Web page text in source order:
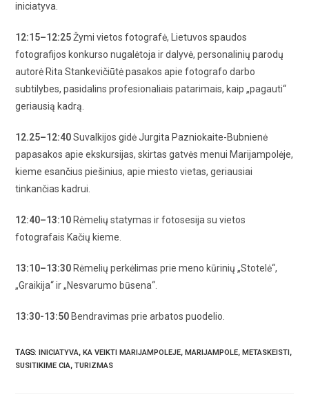
iniciatyva.
12:15–12:25Žymi vietos fotografė, Lietuvos spaudos
fotografijos konkurso nugalėtoja ir dalyvė, personalinių parodų
autorė Rita Stankevičiūtė pasakos apie fotografo darbo
subtilybes, pasidalins profesionaliais patarimais, kaip „pagauti“
geriausią kadrą.
12.25–12:40Suvalkijos gidė Jurgita Pazniokaite-Bubnienė
papasakos apie ekskursijas, skirtas gatvės menui Marijampolėje,
kieme esančius piešinius, apie miesto vietas, geriausiai
tinkančias kadrui.
12:40–13:10 Rėmelių statymas ir fotosesija su vietos
fotografais Kačių kieme.
13:10–13:30 Rėmelių perkėlimas prie meno kūrinių „Stotelė“,
„Graikija“ ir „Nesvarumo būsena“.
13:30-13:50 Bendravimas prie arbatos puodelio.
TAGS: INICIATYVA, KA VEIKTI MARIJAMPOLEJE, MARIJAMPOLE, METASKEISTI ,
SUSITIKIME CIA, TURIZMAS